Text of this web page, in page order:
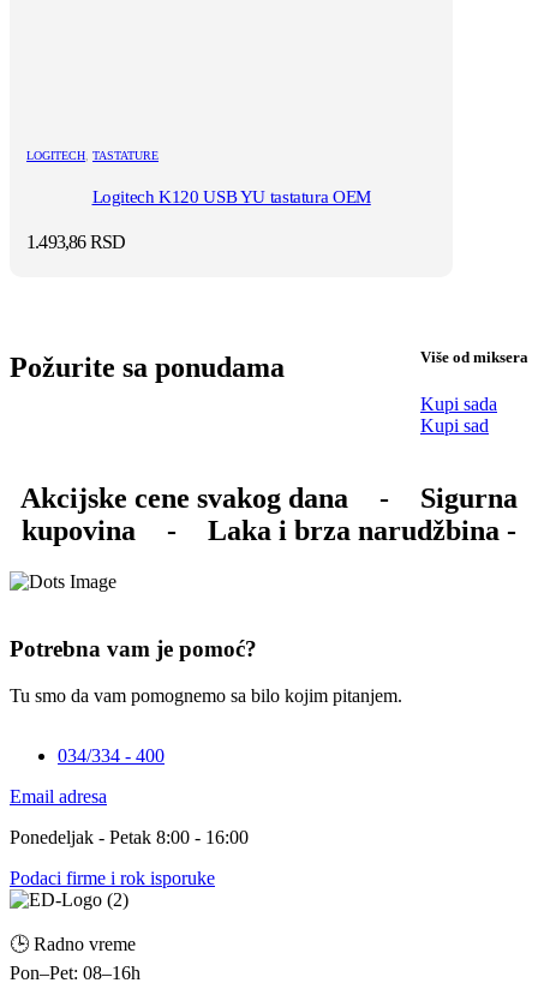
LOGITECH, TASTATURE
Logitech K120 USB YU tastatura OEM
1.493,86RSD
Požurite sa ponudama Više od miksera
Kupi sada
Kupi sad
Akcijske cene svakog dana -
Sigurna
kupovina
- Laka i brza narudžbina -
Potrebna vam je pomoć?
Tu smo da vam pomognemo sa bilo kojim pitanjem.
034/334 - 400
Email adresa
Ponedeljak - Petak 8:00 - 16:00
Podaci firme i rok isporuke
🕒 Radno vreme
Pon–Pet: 08–16h